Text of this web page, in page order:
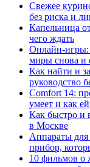
Свежее
без риска и
Капельница
чего ждать
Онлайн-игры:
миры снова и
Как найти и
руководство
Comfort 14:
умеет и как
Как быстро и
в Москве
Аппараты
прибор,
10 фильмов о